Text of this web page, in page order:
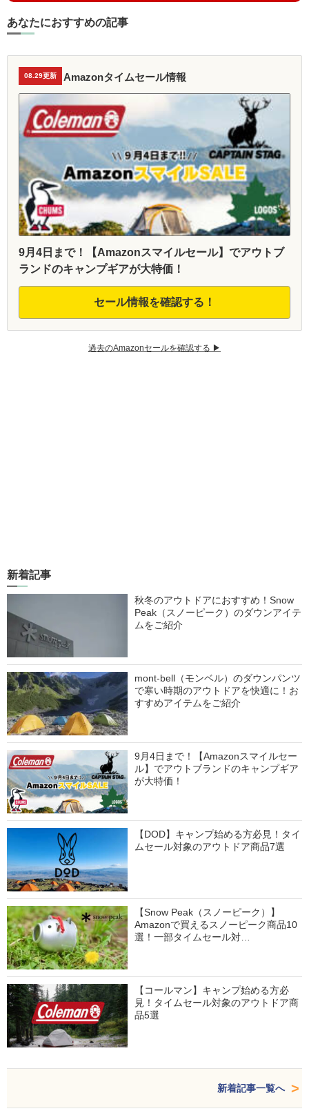
あなたにおすすめの記事
08.29更新 Amazonタイムセール情報
9月4日まで！【Amazonスマイルセール】でアウトブ
ランドのキャンプギアが大特価！
セール情報を確認する！
過去のAmazonセールを確認する ▶︎
新着記事
秋冬のアウトドアにおすすめ！Snow
Peak（スノーピーク）のダウンアイテ
ムをご紹介
mont-bell（モンベル）のダウンパンツ
で寒い時期のアウトドアを快適に！お
すすめアイテムをご紹介
9月4日まで！【Amazonスマイルセー
ル】でアウトブランドのキャンプギア
が大特価！
【DOD】キャンプ始める方必見！タイ
ムセール対象のアウトドア商品7選
【Snow Peak（スノーピーク）】
Amazonで買えるスノーピーク商品10
選！一部タイムセール対…
【コールマン】キャンプ始める方必
見！タイムセール対象のアウトドア商
品5選
新着記事一覧へ